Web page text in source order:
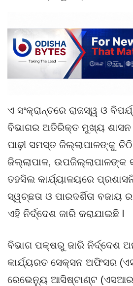
ଏ ସଂକ୍ରାନ୍ତରେ ରାଜସ୍ୱ ଓ
ବିଭାଗର ଅତିରିକ୍ତ ମୁଖ୍ୟ
ପାଢ଼ୀ ସମସ୍ତ ଜିଲ୍ଲାପାଳଙ୍କୁ ଚିଠି
ଜିଲ୍ଲାପାଳ, ଉପଜିଲ୍ଲାପାଳଙ୍କ
ତହସିଲ କାର୍ଯ୍ୟାଳୟରେ
ସ୍ୱଚ୍ଛତା ଓ ପାରଦର୍ଶିତା
ଏହି ନିର୍ଦ୍ଦେଶ ଜାରି କରାଯାଇଛି l
ବିଭାଗ ପକ୍ଷରୁ ଜାରି ନିର୍ଦ୍ଦେଶ
କାର୍ଯ୍ୟରତ ସେକ୍ସନ ଅଫିସର
ରେଭେନ୍ୟୁ ଆସିଷ୍ଟାଣ୍ଟ